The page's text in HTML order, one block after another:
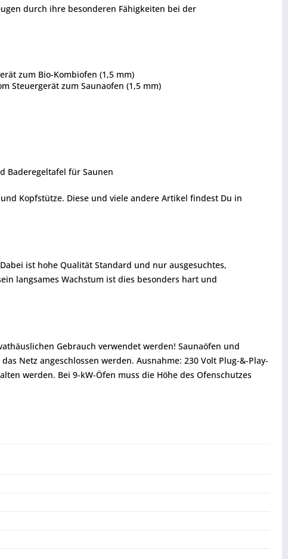
durch ihre besonderen Fähigkeiten bei der
zum Bio-Kombiofen (1,5 mm)
Steuergerät zum Saunaofen (1,5 mm)
Baderegeltafel für Saunen
Kopfstütze. Diese und viele andere Artikel findest Du in
ist hohe Qualität Standard und nur ausgesuchtes,
langsames Wachstum ist dies besonders hart und
Gebrauch verwendet werden! Saunaöfen und
Netz angeschlossen werden. Ausnahme: 230 Volt Plug-&-Play-
werden. Bei 9-kW-Öfen muss die Höhe des Ofenschutzes